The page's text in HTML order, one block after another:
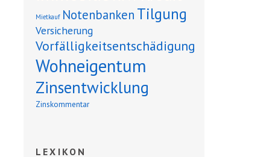
Mietkauf Notenbanken Tilgung
Versicherung
Vorfälligkeitsentschädigung
Wohneigentum
Zinsentwicklung
Zinskommentar
LEXIKON